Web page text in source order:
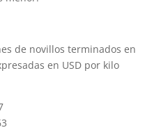
de novillos terminados en
en USD por kilo